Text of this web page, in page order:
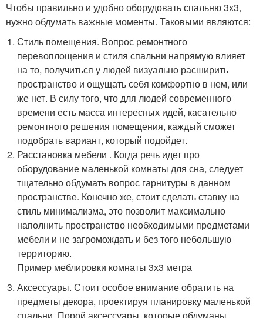
Чтобы правильно и удобно оборудовать спальню 3х3,
нужно обдумать важные моменты. Таковыми являются:
Стиль помещения. Вопрос ремонтного
перевоплощения и стиля спальни напрямую влияет
на то, получиться у людей визуально расширить
пространство и ощущать себя комфортно в нем, или
же нет. В силу того, что для людей современного
времени есть масса интересных идей, касательно
ремонтного решения помещения, каждый сможет
подобрать вариант, который подойдет.
Расстановка мебели . Когда речь идет про
оборудование маленькой комнаты для сна, следует
тщательно обдумать вопрос гарнитуры в данном
пространстве. Конечно же, стоит сделать ставку на
стиль минимализма, это позволит максимально
наполнить пространство необходимыми предметами
мебели и не загромождать и без того небольшую
территорию.
Пример меблировки комнаты 3х3 метра
Аксессуары. Стоит особое внимание обратить на
предметы декора, проектируя планировку маленькой